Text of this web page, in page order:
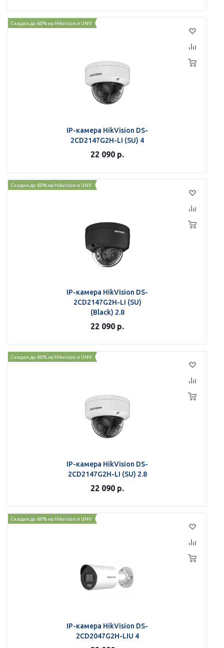
Скидки до 60% на Hikvision и UNV
IP-камера HikVision DS-
2CD2147G2H-LI (SU) 4
22 090 р.
Скидки до 60% на Hikvision и UNV
IP-камера HikVision DS-
2CD2147G2H-LI (SU)
(Black) 2.8
22 090 р.
Скидки до 60% на Hikvision и UNV
IP-камера HikVision DS-
2CD2147G2H-LI (SU) 2.8
22 090 р.
Скидки до 60% на Hikvision и UNV
IP-камера HikVision DS-
2CD2047G2H-LIU 4